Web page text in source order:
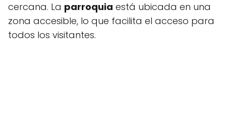
cercana. La parroquia está ubicada en una
zona accesible, lo que facilita el acceso para
todos los visitantes.